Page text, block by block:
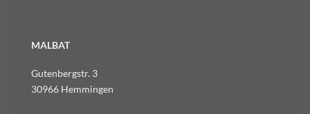
MALBAT
Gutenbergstr. 3
30966 Hemmingen